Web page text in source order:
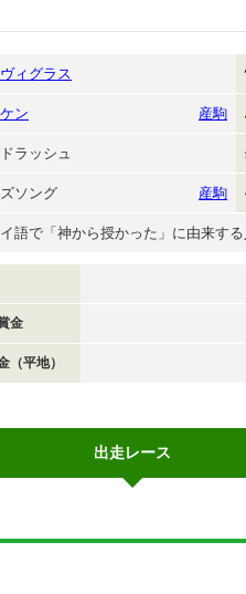
ィグラス
ン 産駒
ラッシュ
ソング 産駒
語で「神から授かった」に由来する
金
（平地）
出走レース